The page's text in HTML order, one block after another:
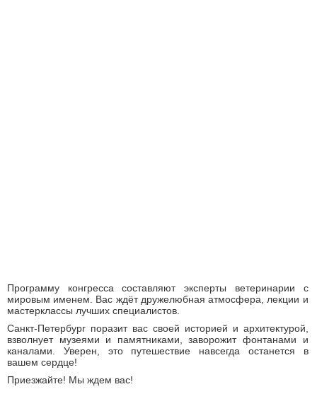
Программу конгресса составляют эксперты ветеринарии с
мировым именем. Вас ждёт дружелюбная атмосфера, лекции и
мастерклассы лучших специалистов.
Санкт-Петербург поразит вас своей историей и архитектурой,
взволнует музеями и памятниками, заворожит фонтанами и
каналами. Уверен, это путешествие навсегда останется в
вашем сердце!
Приезжайте! Мы ждем вас!